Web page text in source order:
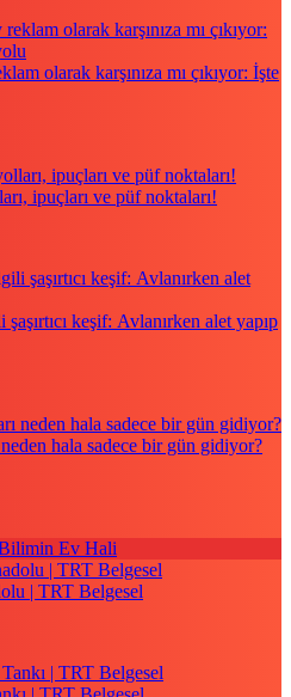
olarak karşınıza mı çıkıyor: İşte
ipuçları ve püf noktaları!
keşif: Avlanırken alet yapıp
hala sadece bir gün gidiyor?
Ev Hali
| TRT Belgesel